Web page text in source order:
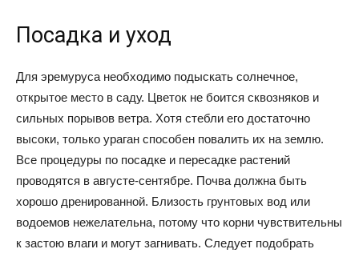
Посадка и уход
Для эремуруса необходимо подыскать солнечное,
открытое место в саду. Цветок не боится сквозняков и
сильных порывов ветра. Хотя стебли его достаточно
высоки, только ураган способен повалить их на землю.
Все процедуры по посадке и пересадке растений
проводятся в августе-сентябре. Почва должна быть
хорошо дренированной. Близость грунтовых вод или
водоемов нежелательна, потому что корни чувствительны
к застою влаги и могут загнивать. Следует подобрать